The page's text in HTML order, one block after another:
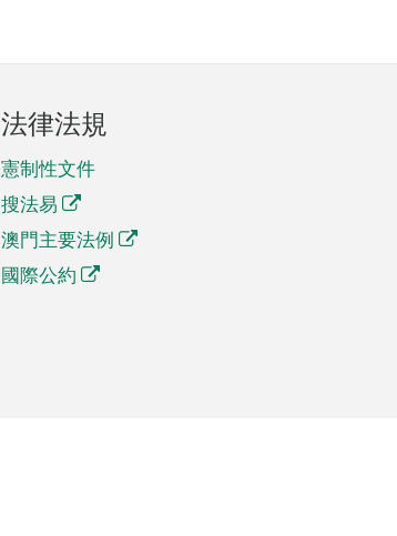
法律法規
憲制性文件
搜法易
澳門主要法例
國際公約